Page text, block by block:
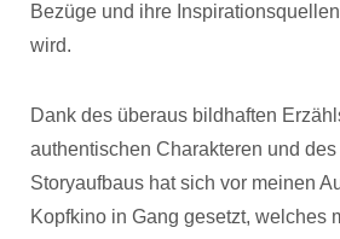
Bezüge und ihre
wird.
Dank des überaus bildhaften
authentischen Charakteren und
Storyaufbaus hat sich vor meinen
Kopfkino in Gang gesetzt, welches